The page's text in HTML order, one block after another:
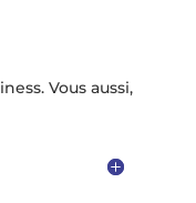
Vous aussi,